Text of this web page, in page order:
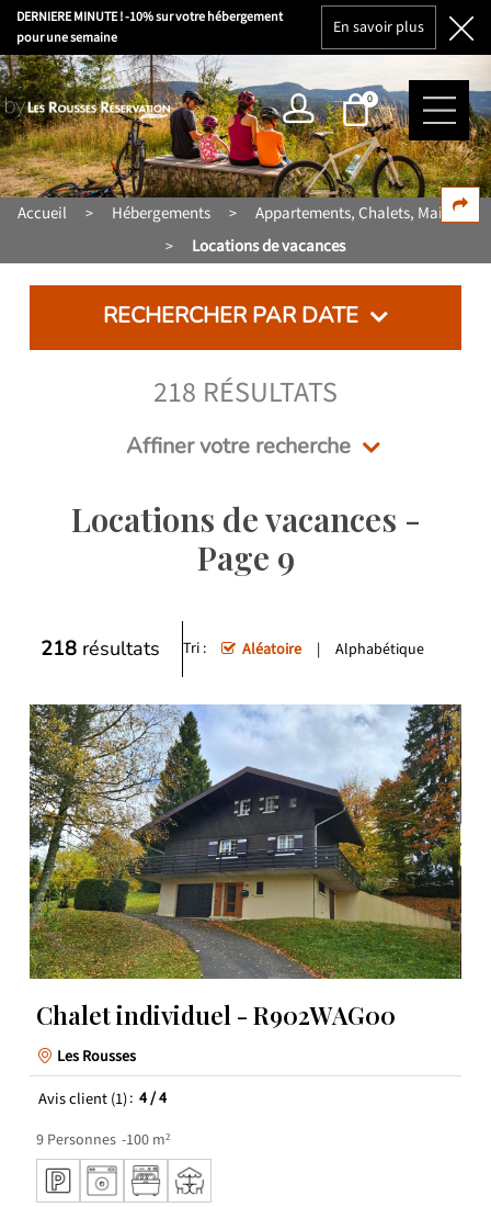
DERNIERE MINUTE ! -10% sur votre hébergement
pour une semaine
En savoir plus
0
Accueil > Hébergements > Appartements, Chalets, Maisons
> Locations de vacances
RECHERCHER PAR DATE
Affiner votre recherche
218 RÉSULTATS
Locations de vacances -
Page 9
218 résultats Tri : Aléatoire Alphabétique
Chalet individuel - R902WAG00
Les Rousses
Avis client(1) 4/ 4
9 Personnes 100 m²